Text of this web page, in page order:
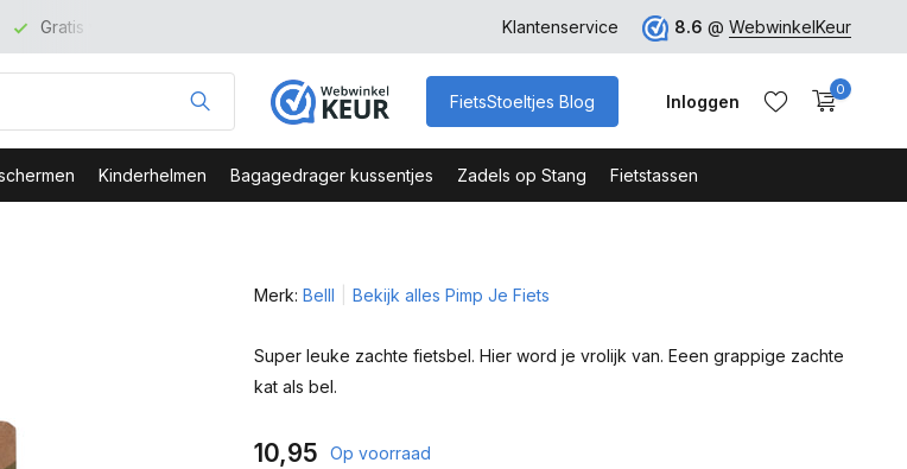
Gratis verzending binnen NL vanaf 100 euro Veilig Bestellen - Webshop Keurmerk
Klantenservice 8.6 @ WebwinkelKeur
FietsStoeltjes Blog Inloggen
0
Kinderhelmen Bagagedrager kussentjes Zadels op Stang Fietstassen
Merk: Belll Bekijk alles Pimp Je Fiets
Super leuke zachte fietsbel. Hier word je vrolijk van. Eeen grappige zachte
kat als bel.
10,95 Op voorraad